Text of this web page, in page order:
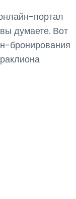
портал
думаете. Вот
бронирования